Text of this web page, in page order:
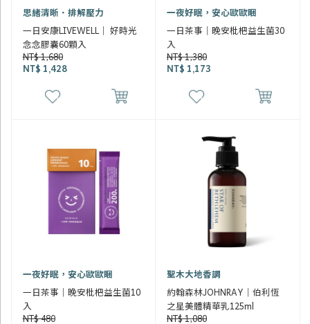
思緒清晰．排解壓力
一日安康LIVEWELL｜ 好時光
念念膠囊60顆入
NT$ 1,680
NT$ 1,428
一夜好眠，安心歐歐睏
一日茶事｜晚安枇杷益生菌30
入
NT$ 1,380
NT$ 1,173
一夜好眠，安心歐歐睏
一日茶事｜晚安枇杷益生菌10
入
NT$ 480
聖木大地香調
約翰森林JOHNRAY｜伯利恆
之星美體精華乳125ml
NT$ 1,080